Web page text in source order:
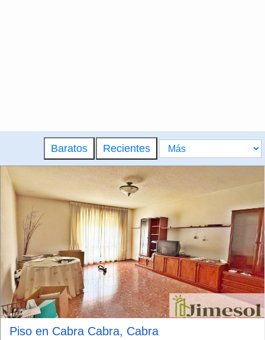
Baratos Recientes
Piso en Cabra Cabra, Cabra